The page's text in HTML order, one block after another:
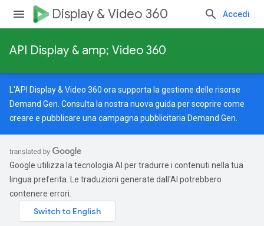
Display & Video 360 Accedi
API Display & amp; Video 360
L'API Display & Video 360 ora supporta la gestione delle risorse
Demand Gen. Consulta la nostra nuova guida per scoprire come
creare e pubblicare una campagna pubblicitaria Demand Gen.
Google utilizza la tecnologia AI per tradurre i contenuti nella tua
lingua preferita. Le traduzioni generate dall'AI potrebbero
contenere errori.